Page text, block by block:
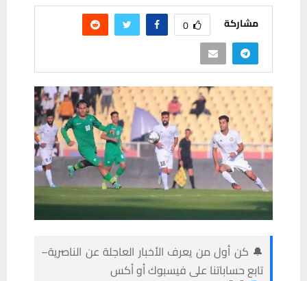
مشاركة 0
🔔 كن أول من يعرف الأخبار العاجلة عن الناصرية–
تابع حساباتنا على فيسبوك أو أكس